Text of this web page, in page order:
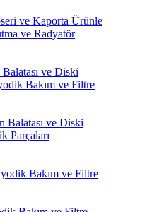
ve Kaporta Ürünle
ve Radyatör
ve Diski
Bakım ve Filtre
Balatası ve Diski
Parçaları
Bakım ve Filtre